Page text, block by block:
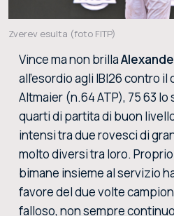
Zverev esulta (foto FITP)
Vince ma non brilla
all'esordio agli IBI26 contro il
Altmaier (n.64 ATP), 75 63
quarti di partita di buon
intensi tra due rovesci di
molto diversi tra loro.
bimane insieme al servizio
favore del due volte
falloso, non sempre